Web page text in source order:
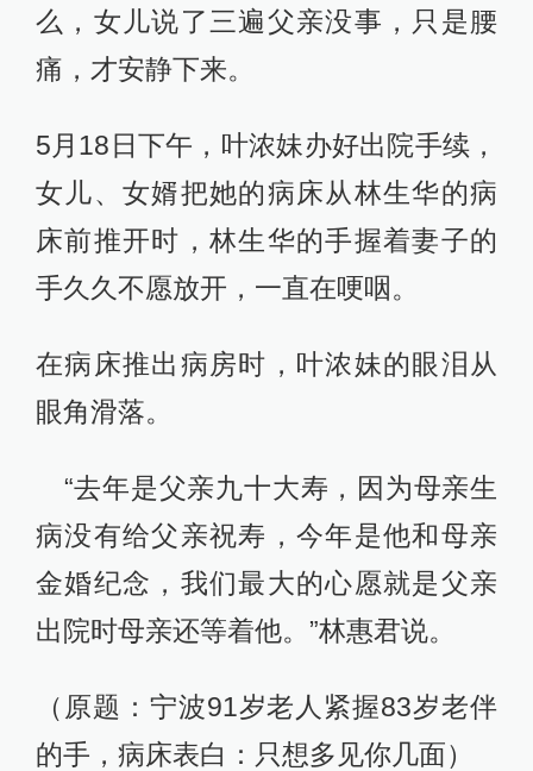
么，女儿说了三遍父亲没事，只是腰
痛，才安静下来。
5月18日下午，叶浓妹办好出院手续，
女儿、女婿把她的病床从林生华的病
床前推开时，林生华的手握着妻子的
手久久不愿放开，一直在哽咽。
在病床推出病房时，叶浓妹的眼泪从
眼角滑落。
“去年是父亲九十大寿，因为母亲生
病没有给父亲祝寿，今年是他和母亲
金婚纪念，我们最大的心愿就是父亲
出院时母亲还等着他。”林惠君说。
（原题：宁波91岁老人紧握83岁老伴
的手，病床表白：只想多见你几面）